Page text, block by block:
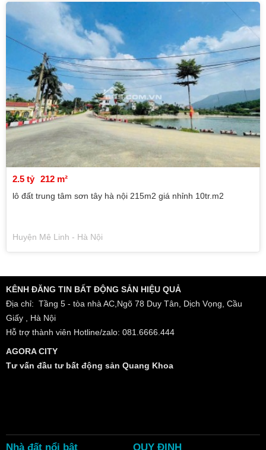
2.5 tỷ 212 m²
lô đất trung tâm sơn tây hà nội 215m2 giá nhỉnh 10tr.m2
Huyện Mê Linh - Hà Nội
KÊNH ĐĂNG TIN BẤT ĐỘNG SẢN HIỆU QUẢ
Địa chỉ: Tầng 5 - tòa nhà AC,Ngõ 78 Duy Tân, Dịch Vọng, Cầu
Giấy , Hà Nội
Hỗ trợ thành viên Hotline/zalo: 081.6666.444
AGORA CITY
Tư vấn đầu tư bất động sản Quang Khoa
Nhà đất nổi bật QUY ĐỊNH